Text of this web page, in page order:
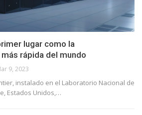
lugar como la
rápida del mundo
9, 2023
instalado en el Laboratorio Nacional de
Estados Unidos,…